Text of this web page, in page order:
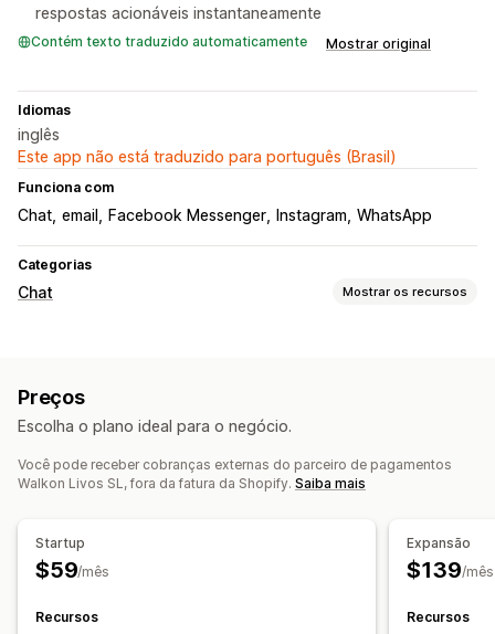
respostas acionáveis instantaneamente
Contém texto traduzido automaticamente Mostrar original
Idiomas
inglês
Este app não está traduzido para português (Brasil)
Funciona com
Chat email Facebook Messenger Instagram WhatsApp
Categorias
Chat Mostrar os recursos
Em vários idiomas
Recuperação de carrinho
Recomendações de produtos
Respostas rápidas
Alertas de frete
Cross-sell
Upsell
Preços
Escolha o plano ideal para o negócio.
Você pode receber cobranças externas do parceiro de pagamentos
Walkon Livos SL, fora da fatura da Shopify. Saiba mais
Startup
$59/mês
Recursos
Expansão
$139/mês
Recursos